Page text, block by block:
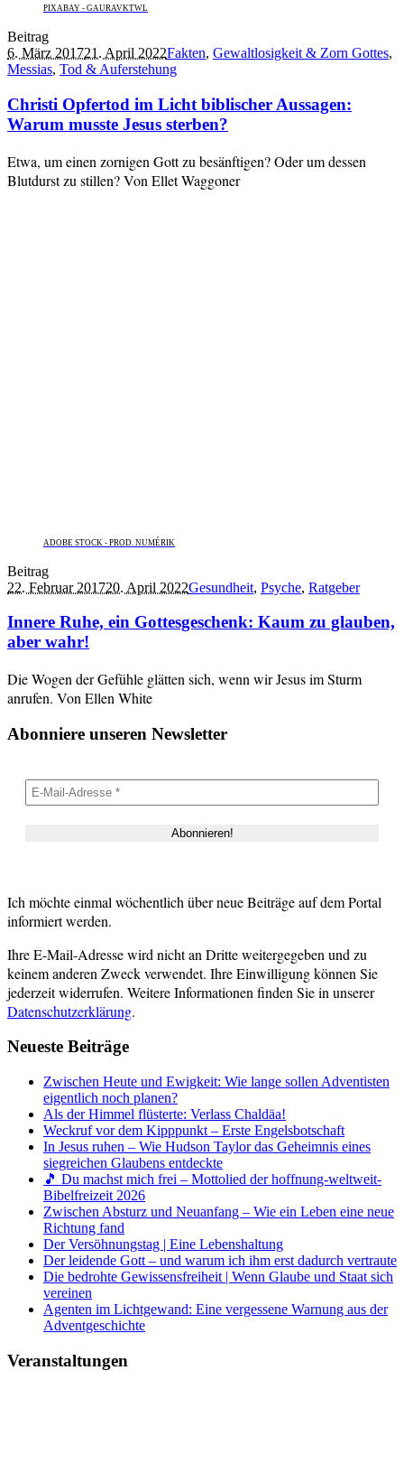
PIXABAY - GAURAVKTWL
Beitrag
6. März 201721. April 2022Fakten, Gewaltlosigkeit & Zorn Gottes,
Messias, Tod & Auferstehung
Christi Opfertod im Licht biblischer Aussagen:
Warum musste Jesus sterben?
Etwa, um einen zornigen Gott zu besänftigen? Oder um dessen
Blutdurst zu stillen? Von Ellet Waggoner
ADOBE STOCK - PROD. NUMÉRIK
Beitrag
22. Februar 201720. April 2022Gesundheit, Psyche, Ratgeber
Innere Ruhe, ein Gottesgeschenk: Kaum zu glauben,
aber wahr!
Die Wogen der Gefühle glätten sich, wenn wir Jesus im Sturm
anrufen. Von Ellen White
Abonniere unseren Newsletter
Ich möchte einmal wöchentlich über neue Beiträge auf dem Portal
informiert werden.
Ihre E-Mail-Adresse wird nicht an Dritte weitergegeben und zu
keinem anderen Zweck verwendet. Ihre Einwilligung können Sie
jederzeit widerrufen. Weitere Informationen finden Sie in unserer
Datenschutzerklärung.
Neueste Beiträge
Zwischen Heute und Ewigkeit: Wie lange sollen Adventisten
eigentlich noch planen?
Als der Himmel flüsterte: Verlass Chaldäa!
Weckruf vor dem Kipppunkt – Erste Engelsbotschaft
In Jesus ruhen – Wie Hudson Taylor das Geheimnis eines
siegreichen Glaubens entdeckte
🎵 Du machst mich frei – Mottolied der hoffnung-weltweit-
Bibelfreizeit 2026
Zwischen Absturz und Neuanfang – Wie ein Leben eine neue
Richtung fand
Der Versöhnungstag | Eine Lebenshaltung
Der leidende Gott – und warum ich ihm erst dadurch vertraute
Die bedrohte Gewissensfreiheit | Wenn Glaube und Staat sich
vereinen
Agenten im Lichtgewand: Eine vergessene Warnung aus der
Adventgeschichte
Veranstaltungen